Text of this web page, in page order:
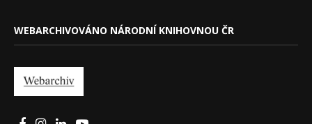
WEBARCHIVOVÁNO NÁRODNÍ KNIHOVNOU ČR